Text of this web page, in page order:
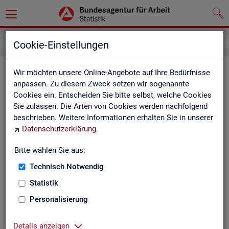
Cookie-Einstellungen
Wir möchten unsere Online-Angebote auf Ihre Bedürfnisse
anpassen. Zu diesem Zweck setzen wir sogenannte
Cookies ein. Entscheiden Sie bitte selbst, welche Cookies
Sie zulassen. Die Arten von Cookies werden nachfolgend
beschrieben. Weitere Informationen erhalten Sie in unserer
Datenschutzerklärung.
Bitte wählen Sie aus:
Technisch Notwendig
Statistik
Personalisierung
Details anzeigen
Kon­takt
Nut­zen Sie die Mög­lich­keit mit uns in Kon­takt zu tre­ten!
Sie haben Fra­gen zum An­ge­bot?
Sie be­nö­ti­gen auf Ihre Fra­ge­stel­lung zu­ge­schnit­te­ne Son­der­
Ihr Sta­tis­tik-Ser­vice hilft Ihnen wei­ter!
Zen­tra­ler Sta­tis­tik-Ser­vice